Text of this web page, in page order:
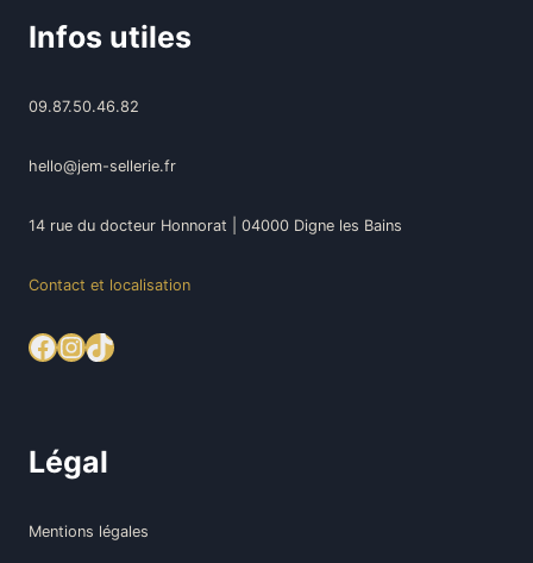
Infos utiles
09.87.50.46.82
hello@jem-sellerie.fr
14 rue du docteur Honnorat | 04000 Digne les Bains
Contact et localisation
Facebook
Instagram
TikTok
Légal
Mentions légales